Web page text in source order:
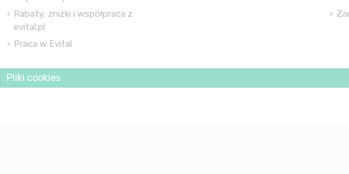
Rabaty, zniżki i współpraca z
evital.pl
Praca w Evital
Pliki cookies